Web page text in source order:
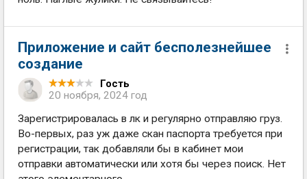
Приложение и сайт бесполезнейшее
создание
Гость
20 ноября, 2024 год
Зарегистрировалась в лк и регулярно отправляю груз.
Во-первых, раз уж даже скан паспорта требуется при
регистрации, так добавляли бы в кабинет мои
отправки автоматически или хотя бы через поиск. Нет